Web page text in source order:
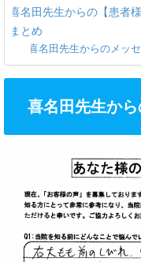
喜名田先生からの【患者様
まとめ
喜名田先生からのメッ
喜名田先生から